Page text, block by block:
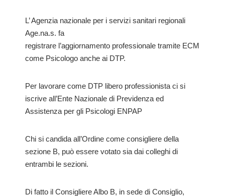
L’ Agenzia nazionale per i servizi sanitari regionali
Age.na.s. fa
registrare l’aggiornamento professionale tramite ECM
come Psicologo anche ai DTP.
Per lavorare come DTP libero professionista ci si
iscrive all’Ente Nazionale di Previdenza ed
Assistenza per gli Psicologi ENPAP
Chi si candida all’Ordine come consigliere della
sezione B, può essere votato sia dai colleghi di
entrambi le sezioni.
Di fatto il Consigliere Albo B, in sede di Consiglio,